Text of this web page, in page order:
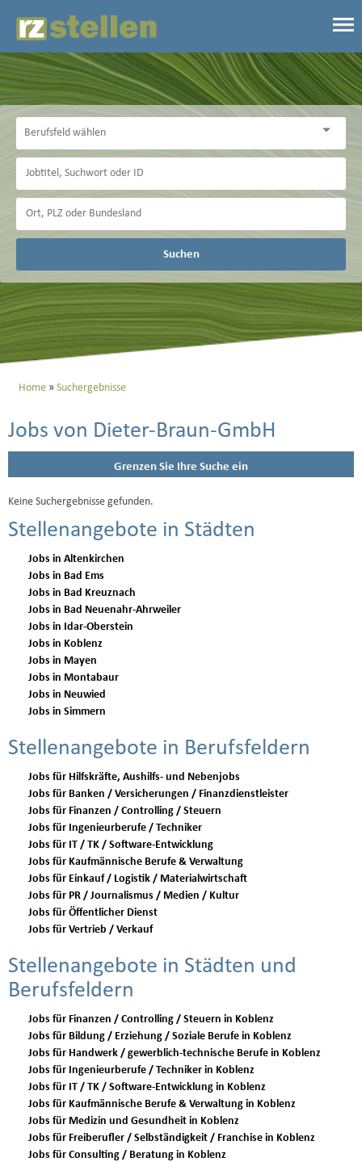
Suchen
Home Suchergebnisse
Jobs von Dieter-Braun-GmbH
Grenzen Sie Ihre Suche ein
Keine Suchergebnisse gefunden.
Stellenangebote in Städten
Jobs in Altenkirchen
Jobs in Bad Ems
Jobs in Bad Kreuznach
Jobs in Bad Neuenahr-Ahrweiler
Jobs in Idar-Oberstein
Jobs in Koblenz
Jobs in Mayen
Jobs in Montabaur
Jobs in Neuwied
Jobs in Simmern
Stellenangebote in Berufsfeldern
Jobs für Hilfskräfte, Aushilfs- und Nebenjobs
Jobs für Banken / Versicherungen / Finanzdienstleister
Jobs für Finanzen / Controlling / Steuern
Jobs für Ingenieurberufe / Techniker
Jobs für IT / TK / Software-Entwicklung
Jobs für Kaufmännische Berufe & Verwaltung
Jobs für Einkauf / Logistik / Materialwirtschaft
Jobs für PR / Journalismus / Medien / Kultur
Jobs für Öffentlicher Dienst
Jobs für Vertrieb / Verkauf
Stellenangebote in Städten und
Berufsfeldern
Jobs für Finanzen / Controlling / Steuern in Koblenz
Jobs für Bildung / Erziehung / Soziale Berufe in Koblenz
Jobs für Handwerk / gewerblich-technische Berufe in Koblenz
Jobs für Ingenieurberufe / Techniker in Koblenz
Jobs für IT / TK / Software-Entwicklung in Koblenz
Jobs für Kaufmännische Berufe & Verwaltung in Koblenz
Jobs für Medizin und Gesundheit in Koblenz
Jobs für Freiberufler / Selbständigkeit / Franchise in Koblenz
Jobs für Consulting / Beratung in Koblenz